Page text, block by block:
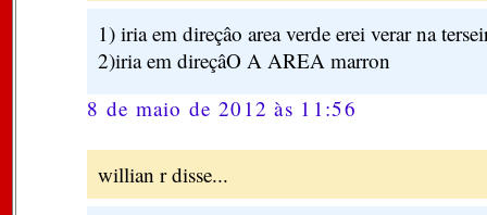
1) iria em direçâo area verde erei verar na
2)iria em direçâO A AREA marron
8 de maio de 2012 às 11:56
willian r disse...